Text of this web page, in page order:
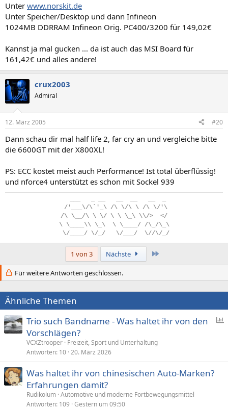
Unter www.norskit.de
Unter Speicher/Desktop und dann Infineon
1024MB DDRRAM Infineon Orig. PC400/3200 für 149,02€
Kannst ja mal gucken ... da ist auch das MSI Board für
161,42€ und alles andere!
crux2003
Admiral
12. März 2005 #20
Dann schau dir mal half life 2, far cry an und vergleiche bitte
die 6600GT mit der X800XL!
PS: ECC kostet meist auch Performance! Ist total überflüssig!
und nforce4 unterstützt es schon mit Sockel 939
/'___\/\`'_\ /\ \/\ \ /\ \/'\
/\ \__/\ \ \/ \ \ \_\ \\/>
</
\. \____\\. \_\.. \. \____/. /\_/\_\
\/____/. \/_/... \/___/.. \//\/_/
1 von 3 Nächste
Für weitere Antworten geschlossen.
Ähnliche Themen
a
Trio such Bandname - Was haltet ihr von den
Vorschlägen?
VCXZtrooper Freizeit, Sport und Unterhaltung
Antworten 10 20. März 2026
Was haltet ihr von chinesischen Auto-Marken?
Erfahrungen damit?
Rudikolum Automotive und moderne Fortbewegungsmittel
Antworten 109 Gestern um 09:50